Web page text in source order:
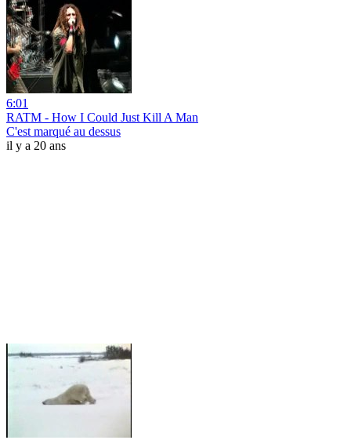
6:01
RATM - How I Could Just Kill A Man
C'est marqué au dessus
il y a 20 ans